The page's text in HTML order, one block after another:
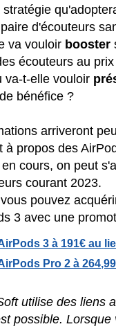
d'écouteurs
va vouloir booster
écouteurs au
va-t-elle vouloir
bénéfice ?
arriveront
à propos des
cours, on peut
courant 2023.
pouvez
3 avec une
3 à 191€ au
Pro 2 à
utilise des liens
possible. Lorsque